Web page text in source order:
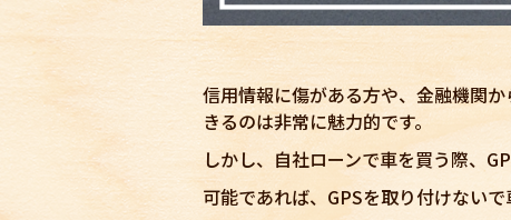
信用情報に傷がある方や、金融機関
きるのは非常に魅力的です。
しかし、自社ローンで車を買う際、
可能であれば、GPSを取り付けない